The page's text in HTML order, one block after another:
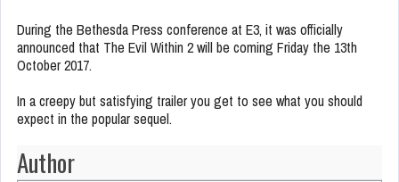
During the Bethesda Press conference at E3, it was officially
announced that The Evil Within 2 will be coming Friday the 13th
October 2017.
In a creepy but satisfying trailer you get to see what you should
expect in the popular sequel.
Author